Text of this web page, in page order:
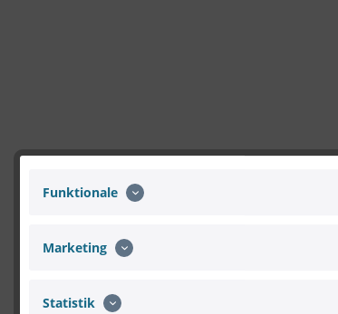
Funktionale
Marketing
Statistik